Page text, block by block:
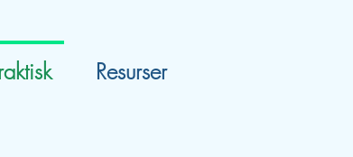
Resurser